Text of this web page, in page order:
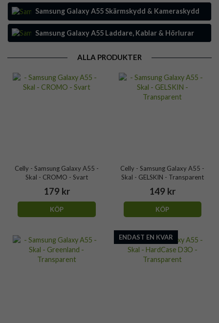
Samsung Galaxy A55 Skärmskydd & Kameraskydd
Samsung Galaxy A55 Laddare, Kablar & Hörlurar
ALLA PRODUKTER
Celly - Samsung Galaxy A55 -
Skal - CROMO - Svart
179 kr
KÖP
Celly - Samsung Galaxy A55 -
Skal - GELSKIN - Transparent
149 kr
KÖP
ENDAST EN KVAR